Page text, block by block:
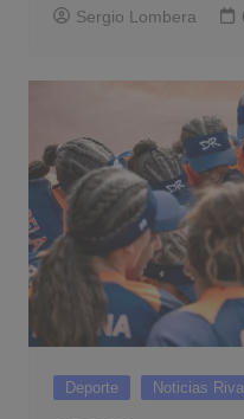
Sergio Lombera
Deporte Noticias